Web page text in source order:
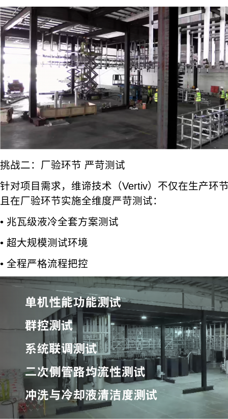
挑战二：厂验环节 严苛测试
针对项目需求，维谛技术（Vertiv）不仅在生产环
且在厂验环节实施全维度严苛测试：
• 兆瓦级液冷全套方案测试
• 超大规模测试环境
• 全程严格流程把控